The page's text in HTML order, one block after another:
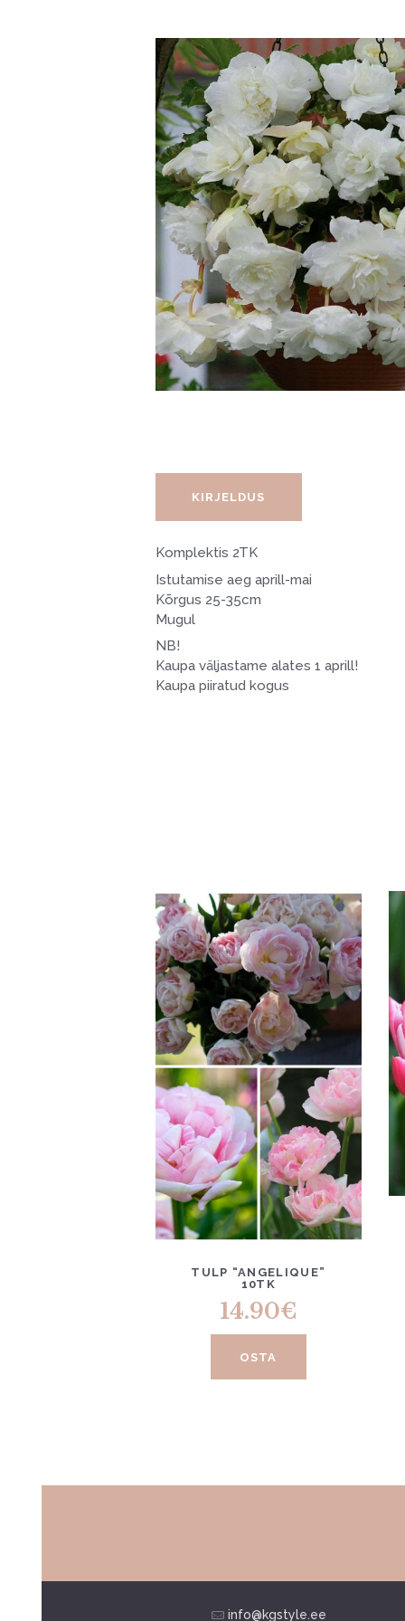
KIRJELDUS
Komplektis 2TK
Istutamise aeg aprill-mai
Kõrgus 25-35cm
Mugul
NB!
Kaupa väljastame alates 1 aprill!
Kaupa piiratud kogus
TULP “ANGELIQUE”
10TK
14.90€
OSTA
info@kgstyle.ee